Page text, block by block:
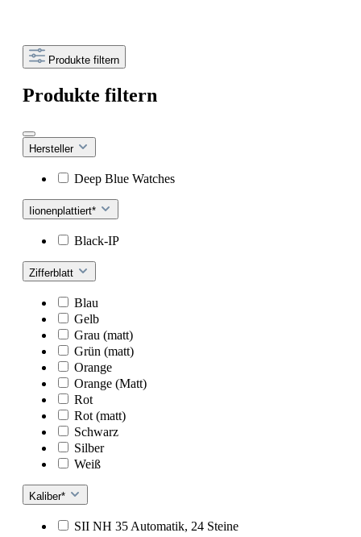
Produkte filtern
Produkte filtern
Hersteller
Deep Blue Watches
Iionenplattiert*
Black-IP
Zifferblatt
Blau
Gelb
Grau (matt)
Grün (matt)
Orange
Orange (Matt)
Rot
Rot (matt)
Schwarz
Silber
Weiß
Kaliber*
SII NH 35 Automatik, 24 Steine